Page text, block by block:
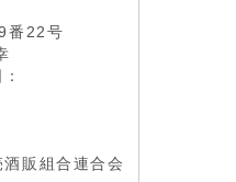
番22号
販組合連合会